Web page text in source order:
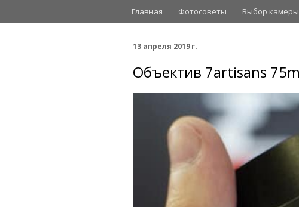
Главная Фотосоветы Выбор камеры
13 апреля 2019 г.
Объектив 7artisans